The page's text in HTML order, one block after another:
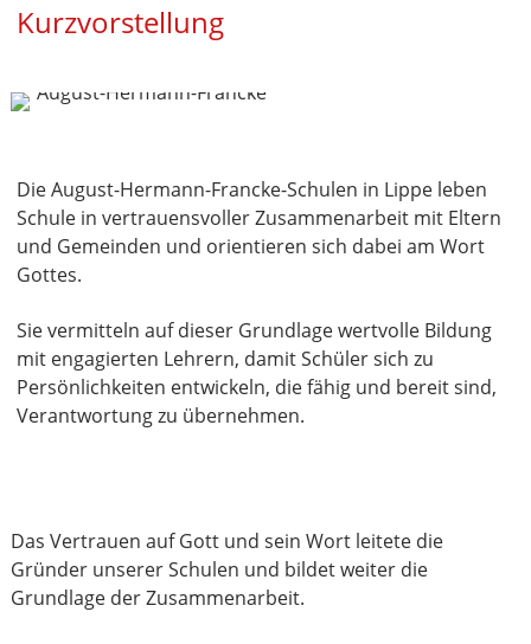
Kurzvorstellung
Die August-Hermann-Francke-Schulen in Lippe leben
Schule in vertrauensvoller Zusammenarbeit mit Eltern
und Gemeinden und orientieren sich dabei am Wort
Gottes.
Sie vermitteln auf dieser Grundlage wertvolle Bildung
mit engagierten Lehrern, damit Schüler sich zu
Persönlichkeiten entwickeln, die fähig und bereit sind,
Verantwortung zu übernehmen.
Das Vertrauen auf Gott und sein Wort leitete die
Gründer unserer Schulen und bildet weiter die
Grundlage der Zusammenarbeit.